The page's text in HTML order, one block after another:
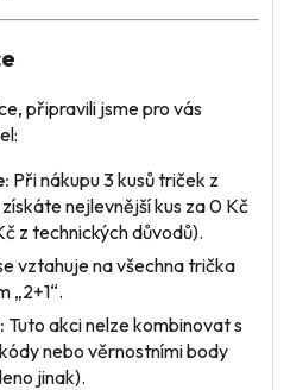
připravili jsme pro vás
Při nákupu 3 kusů triček z
nejlevnější kus za 0 Kč
z technických důvodů).
vztahuje na všechna trička
„2+1“.
Tuto akci nelze kombinovat s
nebo věrnostními body
jinak).